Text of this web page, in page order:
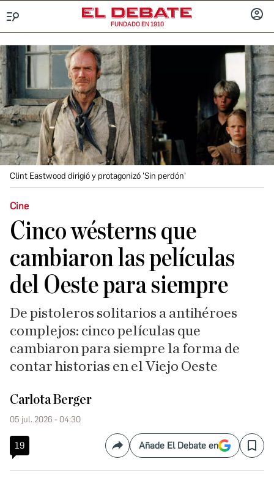
FUNDADO EN 1910
Clint Eastwood dirigió y protagonizó 'Sin perdón'
Cine
Cinco wésterns que
cambiaron las películas
del Oeste para siempre
De pistoleros solitarios a antihéroes
complejos: cinco películas que
cambiaron para siempre la forma de
contar historias en el Viejo Oeste
Carlota Berger
05 jul. 2026 - 04:30
19 CompartirAñade El Debate en Save